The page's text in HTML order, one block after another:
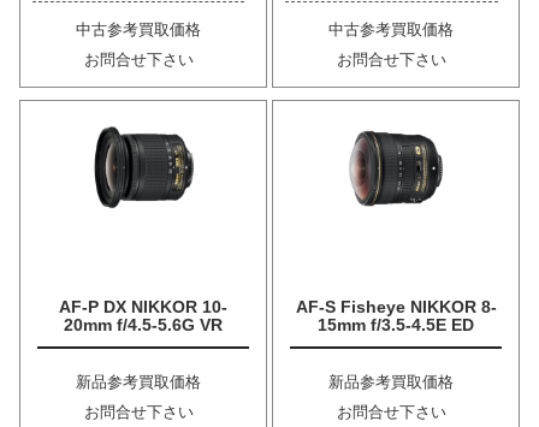
中古参考買取価格
お問合せ下さい
中古参考買取価格
お問合せ下さい
AF-P DX NIKKOR 10-
20mm f/4.5-5.6G VR
新品参考買取価格
お問合せ下さい
AF-S Fisheye NIKKOR 8-
15mm f/3.5-4.5E ED
新品参考買取価格
お問合せ下さい